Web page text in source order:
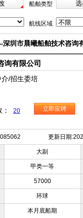
船舶类型
航线区域
圳市晨曦船舶技术咨询
询有限公司
/招生委培
20 立即应聘
更新日期
大副
甲类一等
57000
环球
本月底船期